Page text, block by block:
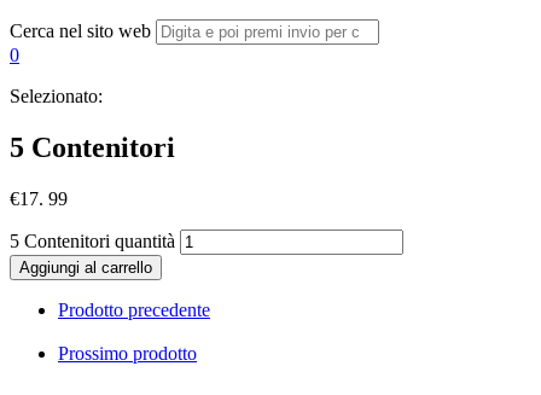
Cerca nel sito web
0
Selezionato:
5 Contenitori
€17. 99
5 Contenitori quantità
Aggiungi al carrello
Prodotto precedente
Prossimo prodotto